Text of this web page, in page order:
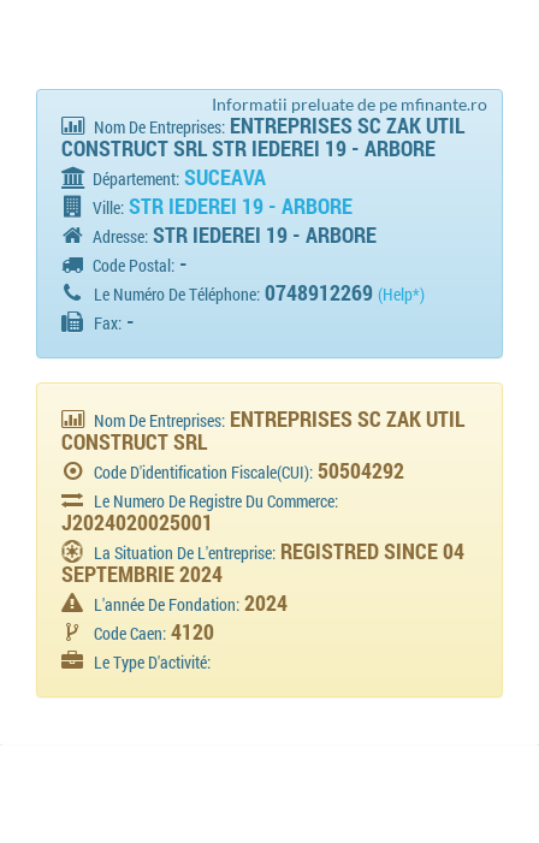
Informatii preluate de pe mfinante.ro
Nom De Entreprises: ENTREPRISES SC ZAK UTIL
CONSTRUCT SRL STR IEDEREI 19 - ARBORE
Département: SUCEAVA
Ville: STR IEDEREI 19 - ARBORE
Adresse: STR IEDEREI 19 - ARBORE
Code Postal: -
Le Numéro De Téléphone: 0748912269(Help*)
Fax: -
Nom De Entreprises: ENTREPRISES SC ZAK UTIL
CONSTRUCT SRL
Code D'identification Fiscale(CUI): 50504292
Le Numero De Registre Du Commerce:
J2024020025001
La Situation De L'entreprise: REGISTRED SINCE 04
SEPTEMBRIE 2024
L'année De Fondation: 2024
Code Caen: 4120
Le Type D'activité: